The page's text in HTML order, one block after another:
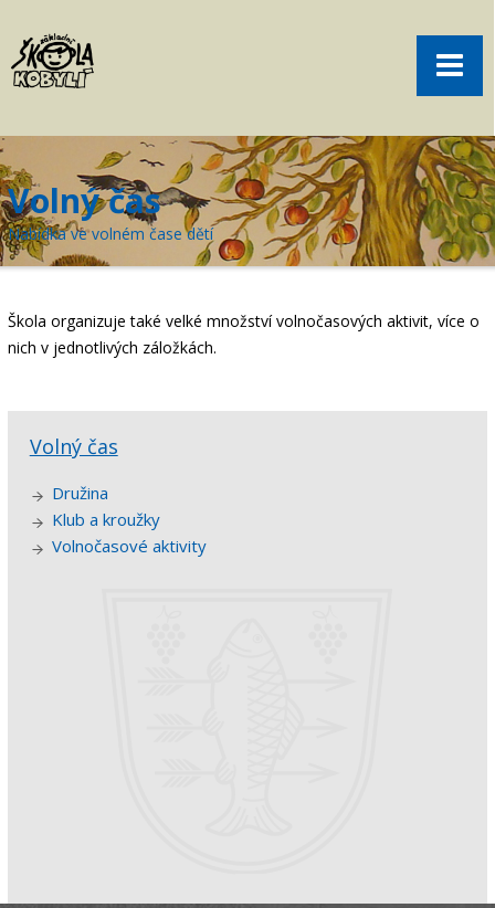
Aktuality
Volný čas
Kontakt
žákovská knížka
Menu
Volný čas
Nabídka ve volném čase dětí
Škola organizuje také velké množství volnočasových aktivit, více o
nich v jednotlivých záložkách.
Volný čas
Družina
Klub a kroužky
Volnočasové aktivity